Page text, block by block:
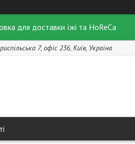
для доставки їжі та HoReCa
7, офіс 236, Київ, Україна